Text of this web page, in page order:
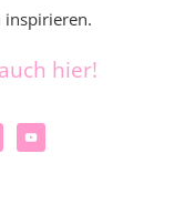
inspirieren.
hier!